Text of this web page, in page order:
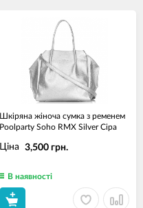
Шкіряна жіноча сумка з ременем
Poolparty Soho RMX Silver Сіра
Ціна 3,500 грн.
В наявності